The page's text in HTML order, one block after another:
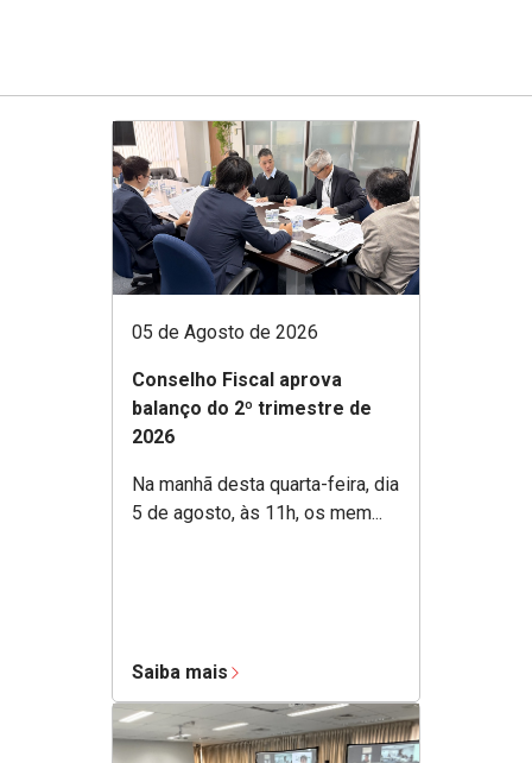
05 de Agosto de 2026
Conselho Fiscal aprova
balanço do 2º trimestre de
2026
Na manhã desta quarta-feira, dia
5 de agosto, às 11h, os mem...
Saiba mais